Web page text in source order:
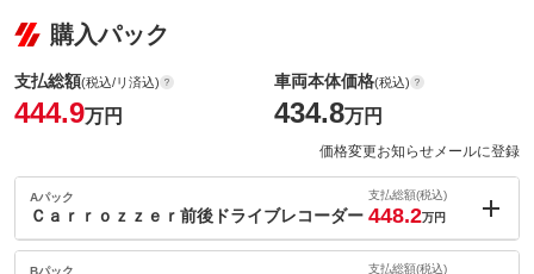
購入パック
支払総額(税込/リ済込)
444.9万円
車両本体価格(税込)
434.8万円
価格変更お知らせメールに登録
Aパック
Ｃａｒｒｏｚｚｅｒ前後ドライブレコーダー
支払総額(税込)
448.2万円
内：オプシ
ョン価格
Bパック 支払総額(税込)